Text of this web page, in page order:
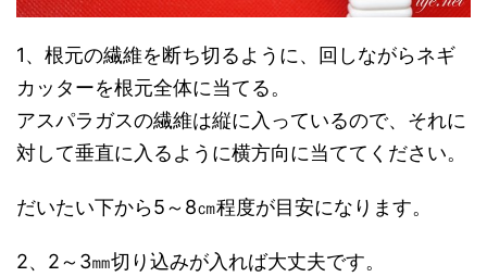
1、根元の繊維を断ち切るように、回しながらネギ
カッターを根元全体に当てる。
アスパラガスの繊維は縦に入っているので、それに
対して垂直に入るように横方向に当ててください。
だいたい下から5～8㎝程度が目安になります。
2、2～3㎜切り込みが入れば大丈夫です。